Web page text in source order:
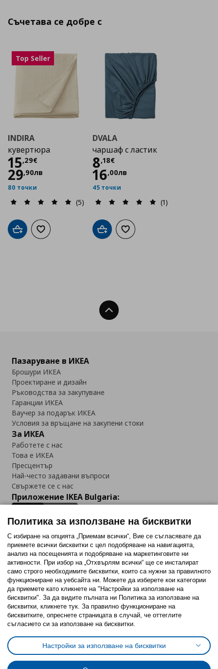
Съчетава се добре с
Top Seller
INDIRA
кувертюра
15,29€
Цена
29,90лв
80 точки
(5)
Добави в кошницата
Добави към списъка с любими
DVALA
чаршаф с ластик
8,18€
Цена
16,00лв
45 точки
(1)
Добави в кошницата
Добави към списъка с
Нагоре
Пазаруване в ИКЕА
Брошури ИКЕА
Проектиране и дизайн
Ръководства за закупуване
Гаранции ИКЕА
Ваучер за подарък ИКЕА
Условия за връщане на закупени стоки
За ИКЕА
Работете с нас
Това е ИКЕА
Пресцентър
Най-често задавани въпроси
Свържете се с нас
Приложение IKEA Bulgaria:
Последвайте ни:
FacebookTwitterYoutubePinterestInstagram
Политика за използване на бисквитки (Cookies)
Избор на настройки за използване на бисквитки
Условия за ползване на ikea.bgОбща политика за личните данни
Политика за защита на личните данни на ikea.bg
Общи условия на програма IKEA Family
Политика за използване на бисквитки
С избиране на опцията „Приемам всички“, Вие се съгласявате да
приемете всички бисквитки с цел подобряване на навигацията,
анализ на посещенията и подобряване на маркетинговите ни
активности. При избор на „Отхвърлям всички“ ще се инсталират
само строго необходимитe бисквитки, които са нужни за правилното
функциониране на уебсайта ни. Можете да изберете кои категории
да приемете като кликнете на "Настройки за използване на
бисквитки". За да видите пълната ни Политика за използване на
бисквитки, кликнете тук. За правилно функциониране на
бисквитките, опреснете страницата в случай, че оттеглите
съгласието си за използване на бисквитки.
Настройки за използване на бисквитки